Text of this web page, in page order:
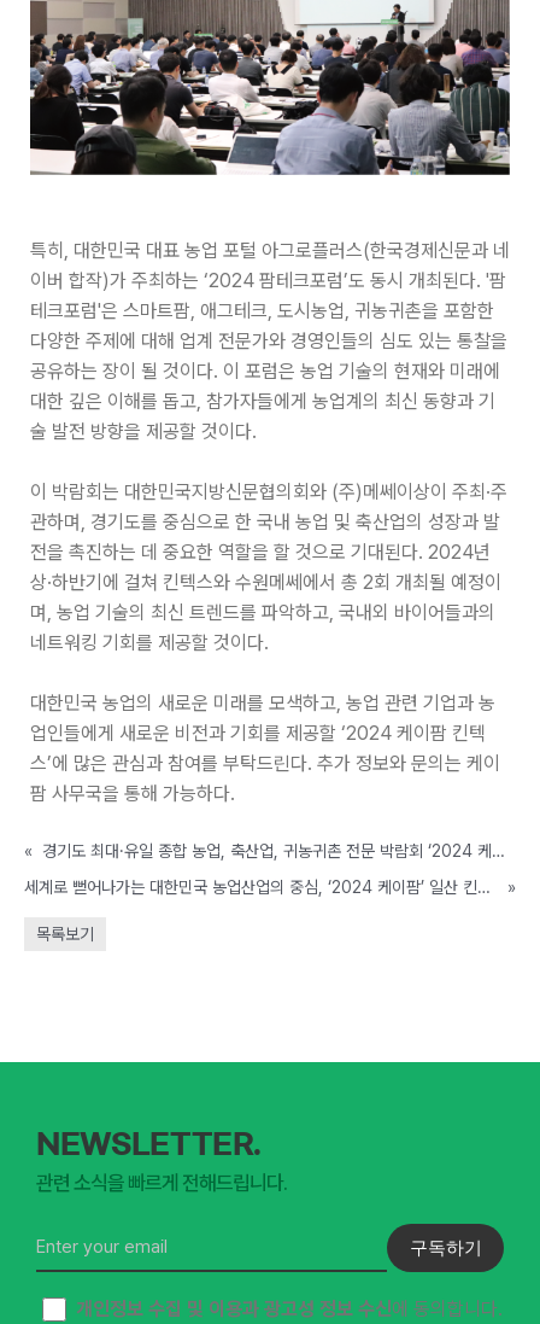
특히, 대한민국 대표 농업 포털 아그로플러스(한국경제신문과 네
이버 합작)가 주최하는 ‘2024 팜테크포럼’도 동시 개최된다. '팜
테크포럼'은 스마트팜, 애그테크, 도시농업, 귀농귀촌을 포함한
다양한 주제에 대해 업계 전문가와 경영인들의 심도 있는 통찰을
공유하는 장이 될 것이다. 이 포럼은 농업 기술의 현재와 미래에
대한 깊은 이해를 돕고, 참가자들에게 농업계의 최신 동향과 기
술 발전 방향을 제공할 것이다.
이 박람회는 대한민국지방신문협의회와 (주)메쎄이상이 주최·주
관하며, 경기도를 중심으로 한 국내 농업 및 축산업의 성장과 발
전을 촉진하는 데 중요한 역할을 할 것으로 기대된다. 2024년
상·하반기에 걸쳐 킨텍스와 수원메쎄에서 총 2회 개최될 예정이
며, 농업 기술의 최신 트렌드를 파악하고, 국내외 바이어들과의
네트워킹 기회를 제공할 것이다.
대한민국 농업의 새로운 미래를 모색하고, 농업 관련 기업과 농
업인들에게 새로운 비전과 기회를 제공할 ‘2024 케이팜 킨텍
스’에 많은 관심과 참여를 부탁드린다. 추가 정보와 문의는 케이
팜 사무국을 통해 가능하다.
«
경기도 최대·유일 종합 농업, 축산업, 귀농귀촌 전문 박람회 ‘2024 케이팜’ 일산 킨텍스에서 6월 개최
세계로 뻗어나가는 대한민국 농업산업의 중심, ‘2024 케이팜’ 일산 킨텍스에서 6월 개최
»
목록보기
NEWSLETTER.
관련 소식을 빠르게 전해드립니다.
구독하기
개인정보 수집 및 이용과 광고성 정보 수신에 동의합니다.